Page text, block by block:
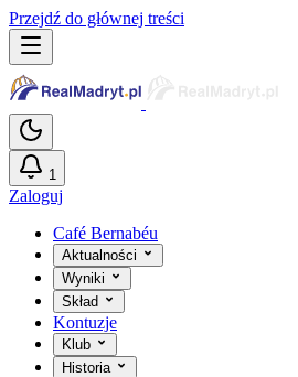
Przejdź do głównej treści
1
Zaloguj
Café Bernabéu
Aktualności
Wyniki
Skład
Kontuzje
Klub
Historia